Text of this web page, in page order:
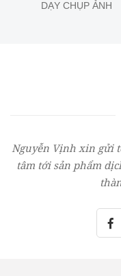
DẠY CHỤP ẢNH
Nguyễn Vịnh xin gửi
tâm tới sản phẩm